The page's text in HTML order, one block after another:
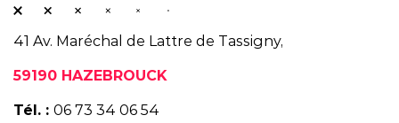
41 Av. Maréchal de Lattre de Tassigny,
59190 HAZEBROUCK
Tél. : 06 73 34 06 54